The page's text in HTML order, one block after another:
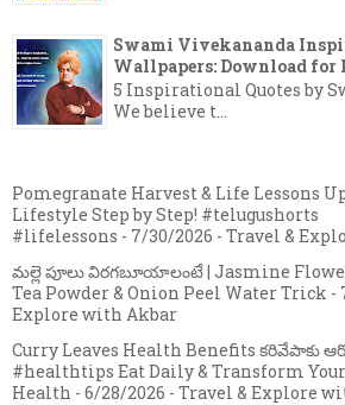
Swami Vivekananda
Wallpapers: Download
5 Inspirational Quotes by
We believe t...
Pomegranate Harvest & Life Lessons
Lifestyle Step by Step! #telugushorts
#lifelessons - 7/30/2026 - Travel &
మల్లె పూలు విరగబూయాలంటే | Jasmine
Tea Powder & Onion Peel Water Trick -
Explore with Akbar
Curry Leaves Health Benefits కరివేపాకు
#healthtips Eat Daily & Transform Your
Health - 6/28/2026 - Travel & Explore